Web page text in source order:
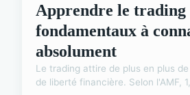
Apprendre le trading
fondamentaux à
absolument
Le trading attire de plus en plus
de liberté financière. Selon l'AMF,